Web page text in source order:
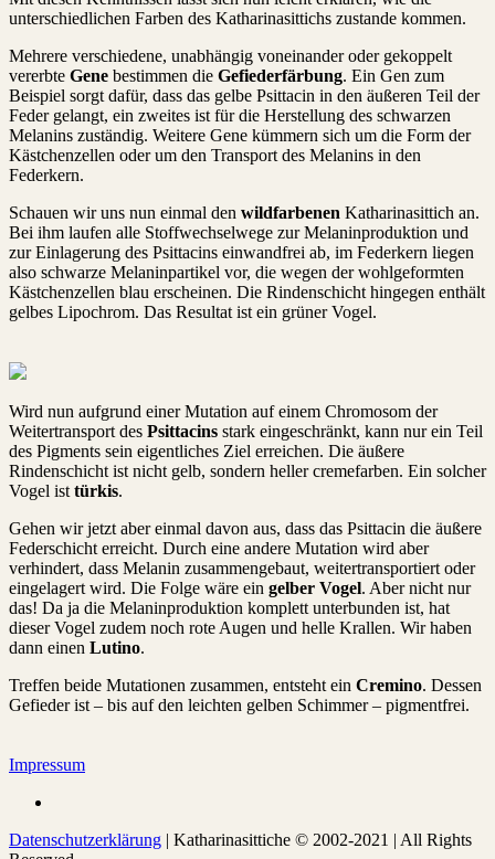
unterschiedlichen Farben des Katharinasittichs zustande kommen.
Mehrere verschiedene, unabhängig voneinander oder gekoppelt
vererbte Gene bestimmen die Gefiederfärbung. Ein Gen zum
Beispiel sorgt dafür, dass das gelbe Psittacin in den äußeren Teil der
Feder gelangt, ein zweites ist für die Herstellung des schwarzen
Melanins zuständig. Weitere Gene kümmern sich um die Form der
Kästchenzellen oder um den Transport des Melanins in den
Federkern.
Schauen wir uns nun einmal den wildfarbenen Katharinasittich an.
Bei ihm laufen alle Stoffwechselwege zur Melaninproduktion und
zur Einlagerung des Psittacins einwandfrei ab, im Federkern liegen
also schwarze Melaninpartikel vor, die wegen der wohlgeformten
Kästchenzellen blau erscheinen. Die Rindenschicht hingegen enthält
gelbes Lipochrom. Das Resultat ist ein grüner Vogel.
Wird nun aufgrund einer Mutation auf einem Chromosom der
Weitertransport des Psittacins stark eingeschränkt, kann nur ein Teil
des Pigments sein eigentliches Ziel erreichen. Die äußere
Rindenschicht ist nicht gelb, sondern heller cremefarben. Ein solcher
Vogel ist türkis.
Gehen wir jetzt aber einmal davon aus, dass das Psittacin die äußere
Federschicht erreicht. Durch eine andere Mutation wird aber
verhindert, dass Melanin zusammengebaut, weitertransportiert oder
eingelagert wird. Die Folge wäre ein gelber Vogel. Aber nicht nur
das! Da ja die Melaninproduktion komplett unterbunden ist, hat
dieser Vogel zudem noch rote Augen und helle Krallen. Wir haben
dann einen Lutino.
Treffen beide Mutationen zusammen, entsteht ein Cremino. Dessen
Gefieder ist – bis auf den leichten gelben Schimmer – pigmentfrei.
Impressum
Datenschutzerklärung | Katharinasittiche © 2002-2021 | All Rights